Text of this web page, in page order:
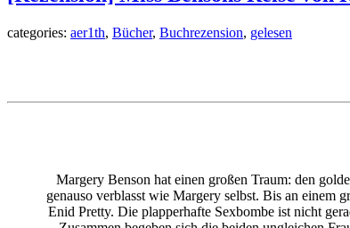
categories: aer1th, Bücher, Buchrezension, gelesen
Margery Benson hat einen großen Traum: den
genauso verblasst wie Margery selbst. Bis an einem
Enid Pretty. Die plapperhafte Sexbombe ist nicht